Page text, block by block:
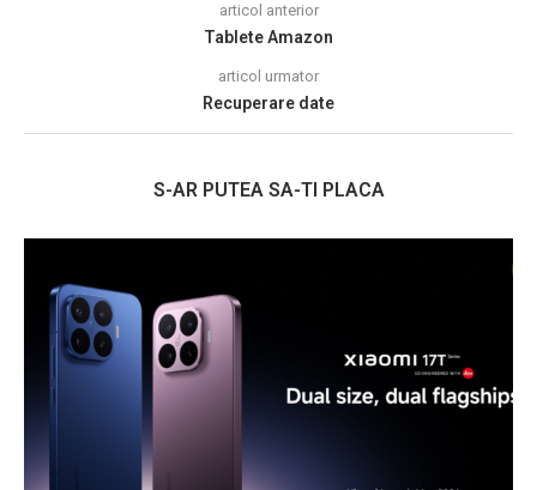
articol anterior
Tablete Amazon
articol urmator
Recuperare date
S-AR PUTEA SA-TI PLACA